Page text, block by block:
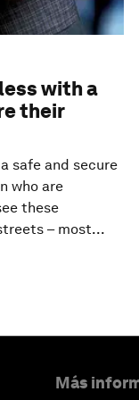
with a
their
safe and secure
who are
these
– most...
Más